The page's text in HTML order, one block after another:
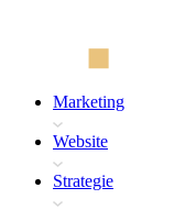
Marketing
Website
Strategie